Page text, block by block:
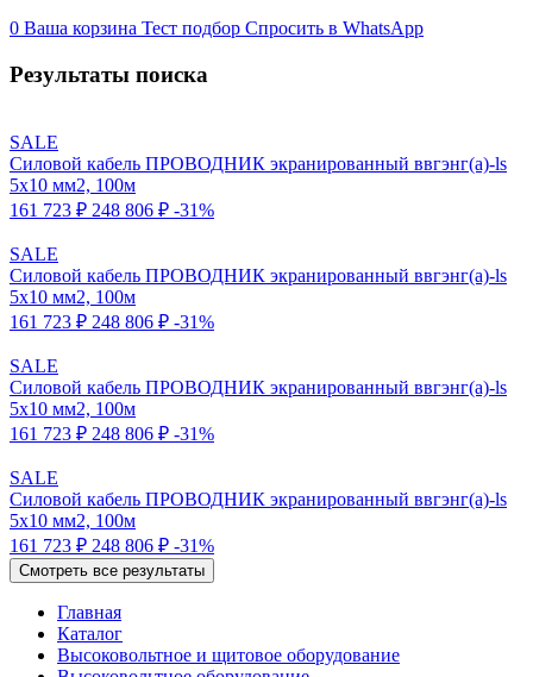
0 Ваша корзина Тест подбор Спросить в WhatsApp
Результаты поиска
SALE
Силовой кабель ПРОВОДНИК экранированный ввгэнг(a)-ls
5x10 мм2, 100м
161 723 ₽ 248 806 ₽ -31%
SALE
Силовой кабель ПРОВОДНИК экранированный ввгэнг(a)-ls
5x10 мм2, 100м
161 723 ₽ 248 806 ₽ -31%
SALE
Силовой кабель ПРОВОДНИК экранированный ввгэнг(a)-ls
5x10 мм2, 100м
161 723 ₽ 248 806 ₽ -31%
SALE
Силовой кабель ПРОВОДНИК экранированный ввгэнг(a)-ls
5x10 мм2, 100м
161 723 ₽ 248 806 ₽ -31%
Смотреть все результаты
Главная
Каталог
Высоковольтное и щитовое оборудование